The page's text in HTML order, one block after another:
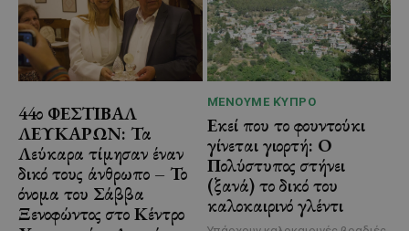
44ο ΦΕΣΤΙΒΑΛ
ΛΕΥΚΑΡΩΝ: Τα
Λεύκαρα τίμησαν έναν
δικό τους άνθρωπο – Το
όνομα του Σάββα
Ξενοφώντος στο Κέντρο
ΜΈΝΟΥΜΕ ΚΎΠΡΟ
Εκεί που το φουντούκι
γίνεται γιορτή: Ο
Πολύστυπος στήνει
(ξανά) το δικό του
καλοκαιρινό γλέντι